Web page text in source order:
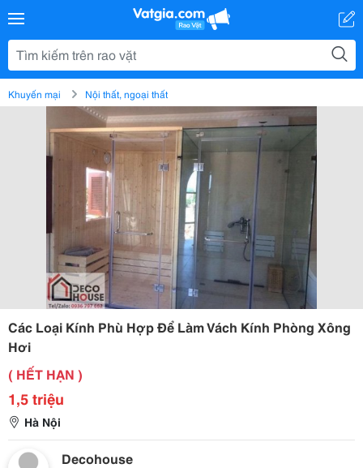
Khuyến mại Nội thất, ngoại thất
Các Loại Kính Phù Hợp Để Làm Vách Kính Phòng Xông
Hơi
( HẾT HẠN )
1,5 triệu
Hà Nội
Decohouse